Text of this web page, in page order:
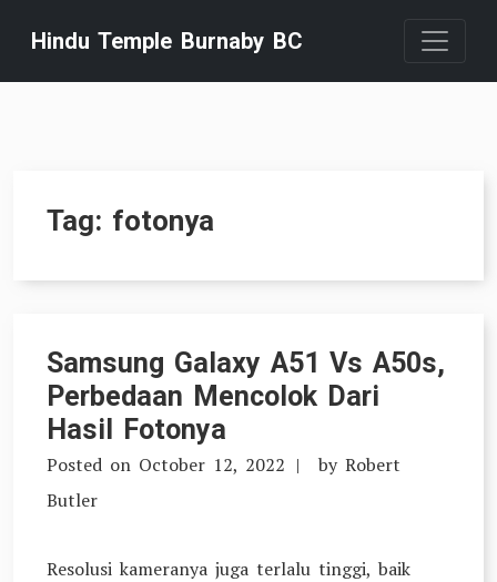
content
Hindu Temple Burnaby BC
Tag: fotonya
Samsung Galaxy A51 Vs A50s,
Perbedaan Mencolok Dari
Hasil Fotonya
Posted on October 12, 2022 by Robert
Butler
Resolusi kameranya juga terlalu tinggi, baik